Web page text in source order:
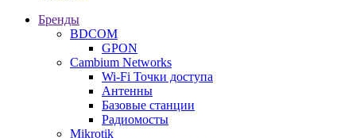
Бренды
BDCOM
GPON
Cambium Networks
Wi-Fi Точки доступа
Антенны
Базовые станции
Радиомосты
Mikrotik